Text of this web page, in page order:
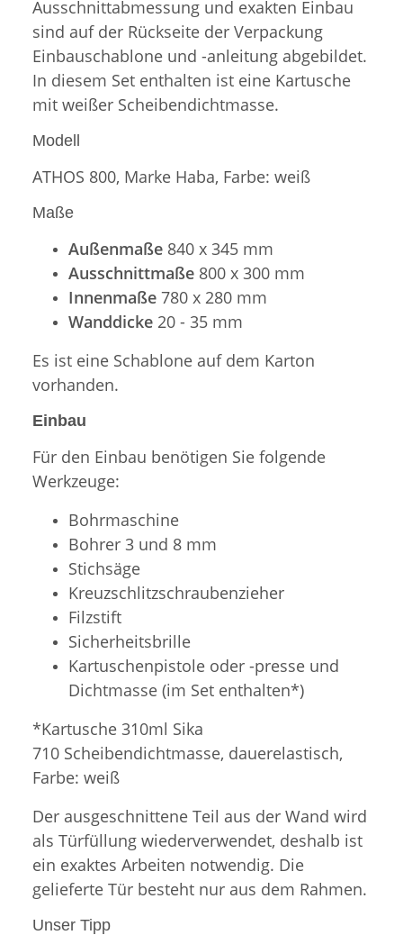
Ausschnittabmessung und exakten Einbau
sind auf der Rückseite der Verpackung
Einbauschablone und -anleitung abgebildet.
In diesem Set enthalten ist eine Kartusche
mit weißer Scheibendichtmasse.
Modell
ATHOS 800, Marke Haba, Farbe: weiß
Maße
Außenmaße 840 x 345 mm
Ausschnittmaße 800 x 300 mm
Innenmaße 780 x 280 mm
Wanddicke 20 - 35 mm
Es ist eine Schablone auf dem Karton
vorhanden.
Einbau
Für den Einbau benötigen Sie folgende
Werkzeuge:
Bohrmaschine
Bohrer 3 und 8 mm
Stichsäge
Kreuzschlitzschraubenzieher
Filzstift
Sicherheitsbrille
Kartuschenpistole oder -presse und
Dichtmasse (im Set enthalten*)
*Kartusche 310ml Sika
710 Scheibendichtmasse, dauerelastisch,
Farbe: weiß
Der ausgeschnittene Teil aus der Wand wird
als Türfüllung wiederverwendet, deshalb ist
ein exaktes Arbeiten notwendig. Die
gelieferte Tür besteht nur aus dem Rahmen.
Unser Tipp